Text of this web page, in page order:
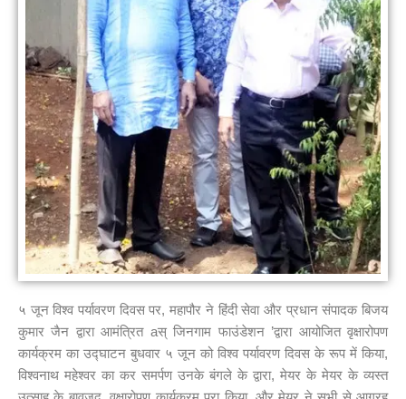
५ जून विश्व पर्यावरण दिवस पर, महापौर ने हिंदी सेवा और प्रधान संपादक बिजय
कुमार जैन द्वारा आमंत्रित aस् जिनगाम फाउंडेशन ’द्वारा आयोजित वृक्षारोपण
कार्यक्रम का उद्घाटन बुधवार ५ जून को विश्व पर्यावरण दिवस के रूप में किया,
विश्वनाथ महेश्वर का कर समर्पण उनके बंगले के द्वारा, मेयर के मेयर के व्यस्त